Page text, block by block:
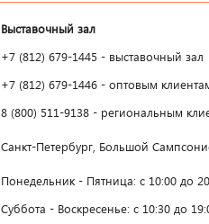
Выставочный зал
+7 (812) 679-1445 - выставочный зал
+7 (812) 679-1446 - оптовым
8 (800) 511-9138 - региональным
Санкт-Петербург, Большой
Понедельник - Пятница: с 10:00 до
Суббота - Воскресенье: с 10:30 до